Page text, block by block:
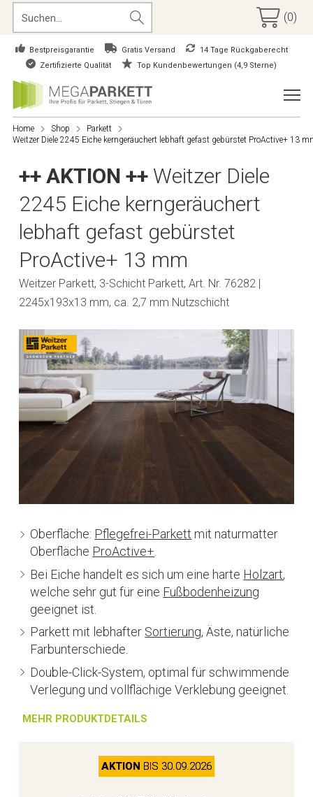
(0)
Bestpreisgarantie Gratis Versand
14 Tage Rückgaberecht
Zertifizierte Qualität
Top Kundenbewertungen (4,9 Sterne)
Home Shop
Parkett
Weitzer Diele 2245 Eiche kerngeräuchert lebhaft gefast gebürstet ProActive+ 13
++ AKTION ++ Weitzer Diele
2245 Eiche kerngeräuchert
lebhaft gefast gebürstet
ProActive+ 13 mm
Weitzer Parkett, 3-Schicht Parkett, Art. Nr. 76282 |
2245x193x13 mm, ca. 2,7 mm Nutzschicht
Oberfläche: Pflegefrei-Parkett mit naturmatter
Oberfläche ProActive+.
Bei Eiche handelt es sich um eine harte Holzart,
welche sehr gut für eine Fußbodenheizung
geeignet ist.
Parkett mit lebhafter Sortierung, Äste, natürliche
Farbunterschiede.
Double-Click-System, optimal für schwimmende
Verlegung und vollflächige Verklebung geeignet.
MEHR PRODUKTDETAILS
AKTION BIS 30.09.2026